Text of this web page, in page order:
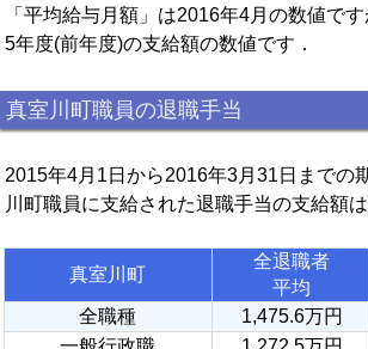
「平均給与月額」は2016年4月の数値で
5年度(前年度)の支給額の数値です．
真室川町職員の退職手当
2015年4月1日から2016年3月31日までの
川町職員に支給された退職手当の支給額
真室川町
全退職者
平均
全職種
1,475.6万円